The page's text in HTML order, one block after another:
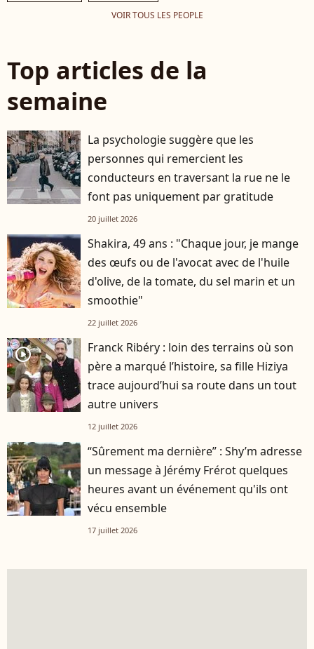
VOIR TOUS LES PEOPLE
Top articles de la
semaine
La psychologie suggère que les
personnes qui remercient les
conducteurs en traversant la rue ne le
font pas uniquement par gratitude
20 juillet 2026
Shakira, 49 ans : "Chaque jour, je mange
des œufs ou de l'avocat avec de l'huile
d'olive, de la tomate, du sel marin et un
smoothie"
22 juillet 2026
player2
Franck Ribéry : loin des terrains où son
père a marqué l’histoire, sa fille Hiziya
trace aujourd’hui sa route dans un tout
autre univers
12 juillet 2026
“Sûrement ma dernière” : Shy’m adresse
un message à Jérémy Frérot quelques
heures avant un événement qu'ils ont
vécu ensemble
17 juillet 2026